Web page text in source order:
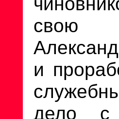
свою
и
дело с